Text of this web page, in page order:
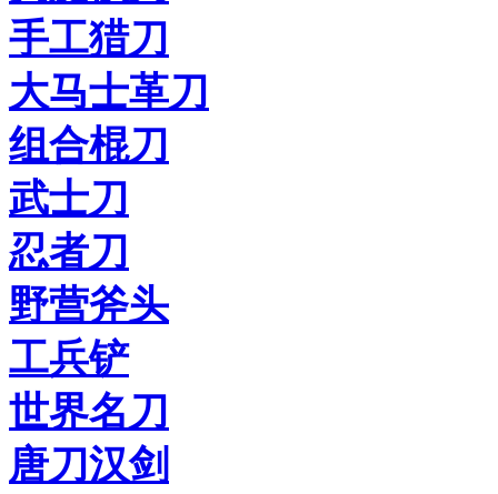
手工猎刀
大马士革刀
组合棍刀
武士刀
忍者刀
野营斧头
工兵铲
世界名刀
唐刀汉剑